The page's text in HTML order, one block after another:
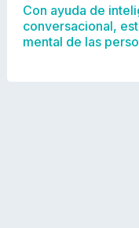
Con ayuda de
conversacional,
mental de las